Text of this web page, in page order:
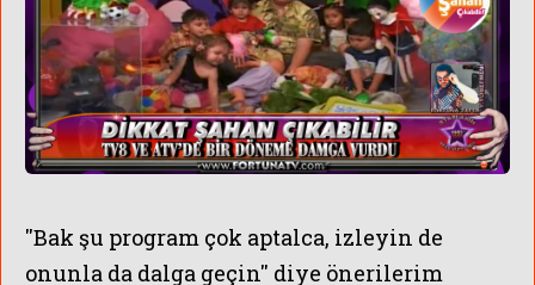
''Bak şu program çok aptalca, izleyin de
onunla da dalga geçin'' diye önerilerim